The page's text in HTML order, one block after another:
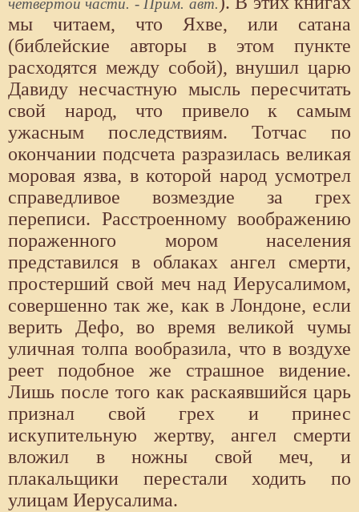
четвертой части. - Прим. авт.
мы читаем, что Яхве, или сатана
(библейские авторы в этом пункте
расходятся между собой), внушил царю
Давиду несчастную мысль пересчитать
свой народ, что привело к самым
ужасным последствиям. Тотчас по
окончании подсчета разразилась великая
моровая язва, в которой народ усмотрел
справедливое возмездие за грех
переписи. Расстроенному воображению
пораженного мором населения
представился в облаках ангел смерти,
простерший свой меч над Иерусалимом,
совершенно так же, как в Лондоне, если
верить Дефо, во время великой чумы
уличная толпа вообразила, что в воздухе
реет подобное же страшное видение.
Лишь после того как раскаявшийся царь
признал свой грех и принес
искупительную жертву, ангел смерти
вложил в ножны свой меч, и
плакальщики перестали ходить по
улицам Иерусалима.